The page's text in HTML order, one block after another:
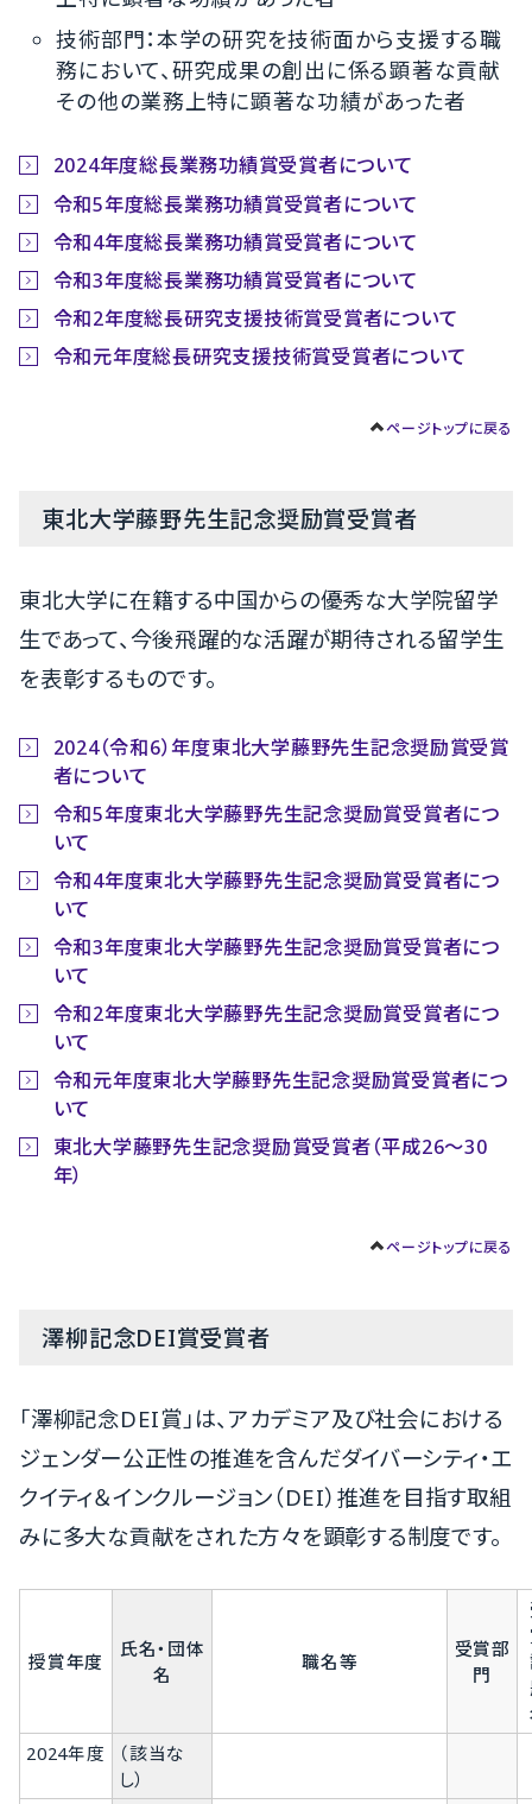
技術部門：本学の研究を技術面から支援する職
務において、研究成果の創出に係る顕著な貢献
その他の業務上特に顕著な功績があった者
2024年度総長業務功績賞受賞者について
令和5年度総長業務功績賞受賞者について
令和4年度総長業務功績賞受賞者について
令和3年度総長業務功績賞受賞者について
令和2年度総長研究支援技術賞受賞者について
令和元年度総長研究支援技術賞受賞者について
ページトップに戻る
東北大学藤野先生記念奨励賞受賞者
東北大学に在籍する中国からの優秀な大学院留学
生であって、今後飛躍的な活躍が期待される留学生
を表彰するものです。
2024（令和6）年度東北大学藤野先生記念奨励賞受賞
者について
令和5年度東北大学藤野先生記念奨励賞受賞者につ
いて
令和4年度東北大学藤野先生記念奨励賞受賞者につ
いて
令和3年度東北大学藤野先生記念奨励賞受賞者につ
いて
令和2年度東北大学藤野先生記念奨励賞受賞者につ
いて
令和元年度東北大学藤野先生記念奨励賞受賞者につ
いて
東北大学藤野先生記念奨励賞受賞者（平成26〜30
年）
ページトップに戻る
澤柳記念DEI賞受賞者
「澤柳記念DEI賞」は、アカデミア及び社会における
ジェンダー公正性の推進を含んだダイバーシティ・エ
クイティ＆インクルージョン（DEI）推進を目指す取組
みに多大な貢献をされた方々を顕彰する制度です。
授賞年度
氏名・団体
名
職名等
受賞部
門
2024年度
（該当な
し）